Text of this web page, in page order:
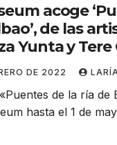
acoge
de las
Yunta y
DE 2022
de la ría de
hasta el 1 de